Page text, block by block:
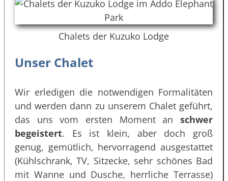
Chalets der Kuzuko Lodge
Unser Chalet
Wir erledigen die notwendigen Formalitäten
und werden dann zu unserem Chalet geführt,
das uns vom ersten Moment an schwer
begeistert. Es ist klein, aber doch groß
genug, gemütlich, hervorragend ausgestattet
(Kühlschrank, TV, Sitzecke, sehr schönes Bad
mit Wanne und Dusche, herrliche Terrasse)